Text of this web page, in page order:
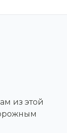
из этой